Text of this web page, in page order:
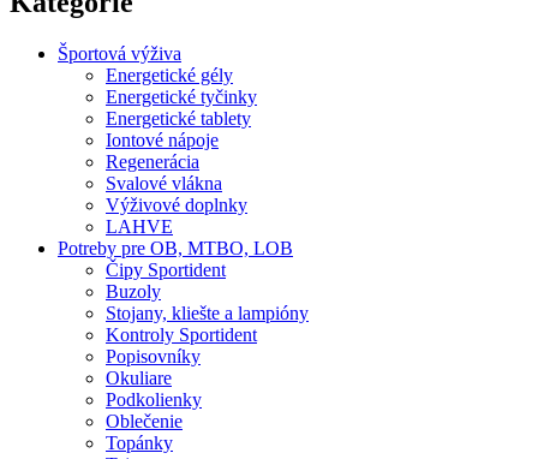
Športová výživa
Energetické gély
Energetické tyčinky
Energetické tablety
Iontové nápoje
Regenerácia
Svalové vlákna
Výživové doplnky
LAHVE
Potreby pre OB, MTBO, LOB
Čipy Sportident
Buzoly
Stojany, kliešte a lampióny
Kontroly Sportident
Popisovníky
Okuliare
Podkolienky
Oblečenie
Topánky